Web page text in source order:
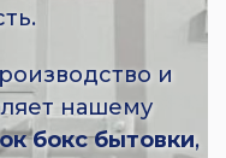
и
нашему
бокс бытовки,